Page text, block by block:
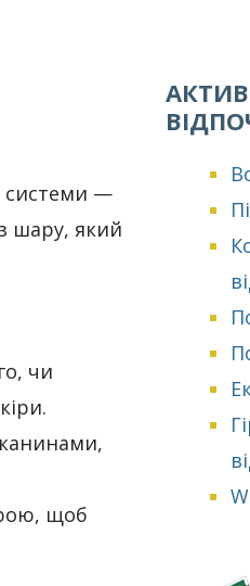
системи —
шару, який
чи
щоб